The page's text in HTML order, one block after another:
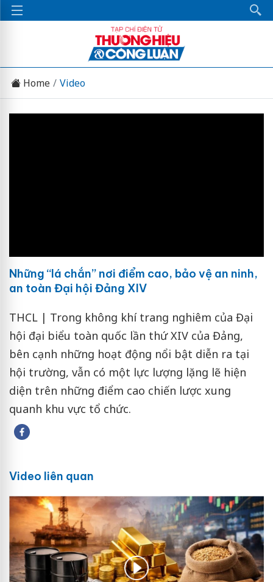
Home Video
Những “lá chắn” nơi điểm cao, bảo vệ an ninh,
an toàn Đại hội Đảng XIV
THCL | Trong không khí trang nghiêm của Đại
hội đại biểu toàn quốc lần thứ XIV của Đảng,
bên cạnh những hoạt động nổi bật diễn ra tại
hội trường, vẫn có một lực lượng lặng lẽ hiện
diện trên những điểm cao chiến lược xung
quanh khu vực tổ chức.
Video liên quan